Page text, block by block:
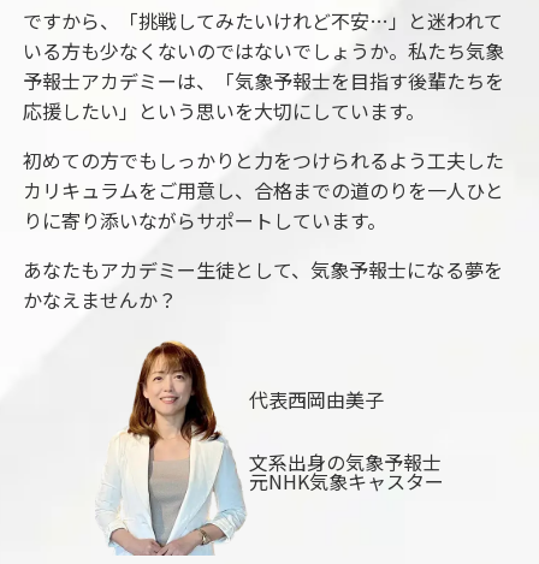
ですから、「挑戦してみたいけれど不安…」と迷われて
いる方も少なくないのではないでしょうか。私たち気象
予報士アカデミーは、「気象予報士を目指す後輩たちを
応援したい」という思いを大切にしています。
初めての方でもしっかりと力をつけられるよう工夫した
カリキュラムをご用意し、合格までの道のりを一人ひと
りに寄り添いながらサポートしています。
あなたもアカデミー生徒として、 気象予報士になる夢を
かなえませんか？
代表西岡由美子
文系出身の気象予報士
元NHK気象キャスター